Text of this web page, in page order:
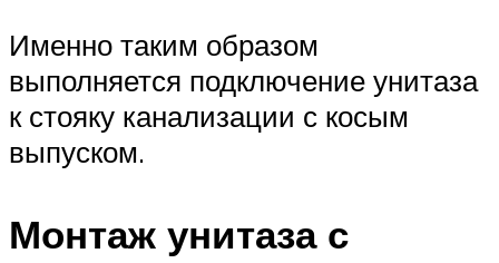
Именно таким образом
выполняется подключение унитаза
к стояку канализации с косым
выпуском.
Монтаж унитаза с